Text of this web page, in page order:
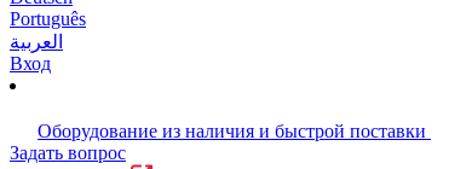
Português
العربية
Вход
Оборудование из наличия и быстрой поставки
Задать вопрос